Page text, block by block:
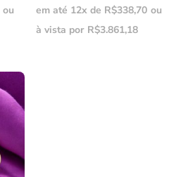
ou
em até 12x de R$338,70 ou
à vista por R$3.861,18